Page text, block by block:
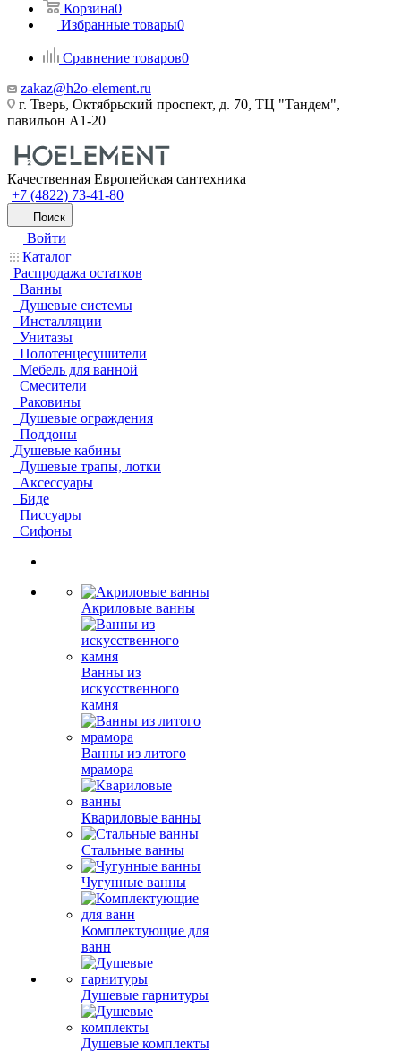
Корзина0
Избранные товары0
Сравнение товаров0
zakaz@h2o-element.ru
г. Тверь, Октябрьский проспект, д. 70, ТЦ "Тандем",
павильон А1-20
Качественная Европейская сантехника
+7 (4822) 73-41-80
Поиск
Войти
Каталог
Распродажа остатков
Ванны
Душевые системы
Инсталляции
Унитазы
Полотенцесушители
Мебель для ванной
Смесители
Раковины
Душевые ограждения
Поддоны
Душевые кабины
Душевые трапы, лотки
Аксессуары
Биде
Писсуары
Сифоны
Акриловые ванны
Ванны из
искусственного
камня
Ванны из литого
мрамора
Квариловые ванны
Стальные ванны
Чугунные ванны
Комплектующие для
ванн
Душевые гарнитуры
Душевые комплекты